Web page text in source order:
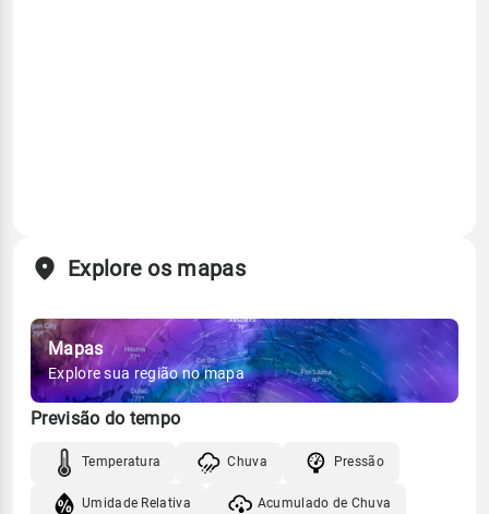
Explore os mapas
Mapas
Explore sua região no mapa
Previsão do tempo
Temperatura Chuva Pressão
Umidade Relativa Acumulado de Chuva